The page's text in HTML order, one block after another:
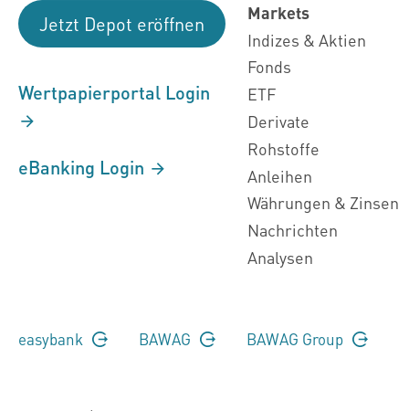
Jetzt Depot eröffnen
Wertpapierportal Login
eBanking Login
Markets
Indizes & Aktien
Fonds
ETF
Derivate
Rohstoffe
Anleihen
Währungen & Zinsen
Nachrichten
Analysen
easybank BAWAG BAWAG Group